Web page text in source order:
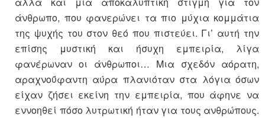
άνθρωπο, που φανερώνει τα πιο μύχια κομμάτια
της ψυχής του στον θεό που πιστεύει. Γι’ αυτή την
επίσης μυστική και ήσυχη εμπειρία, λίγα
φανέρωναν οι άνθρωποι… Μια σχεδόν αόρατη,
αραχνοΰφαντη αύρα πλανιόταν στα λόγια όσων
είχαν ζήσει εκείνη την εμπειρία, που άφηνε να
εννοηθεί πόσο λυτρωτική ήταν για τους ανθρώπους.